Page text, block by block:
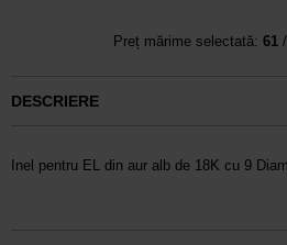
Preț mărime selectată: 61
DESCRIERE
Inel pentru EL din aur alb de 18K cu 9